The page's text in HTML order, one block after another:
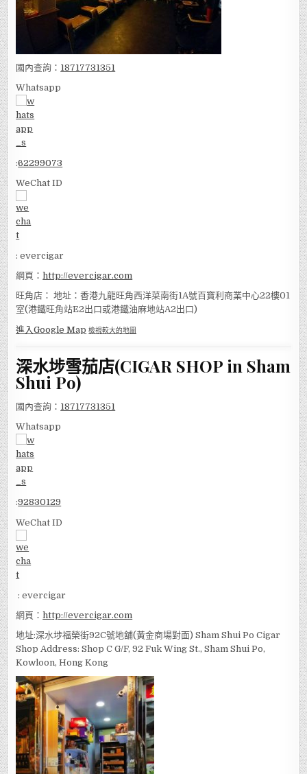
國內查詢： 18717731351
Whatsapp
:62299073
WeChat ID
: evercigar
網頁：http://evercigar.com
旺角店： 地址：香港九龍旺角西洋菜南街1A號百寶利商業中心22樓01
室(港鐵旺角站E2出口或港鐵油麻地站A2出口)
進入Google Map 檢視較大的地圖
深水埗雪茄店(CIGAR SHOP in Sham
Shui Po)
國內查詢： 18717731351
Whatsapp
:92830129
WeChat ID
: evercigar
網頁：http://evercigar.com
地址:深水埗福榮街92C號地舖(黃金商場對面) Sham Shui Po Cigar
Shop Address: Shop C G/F, 92 Fuk Wing St., Sham Shui Po,
Kowloon, Hong Kong